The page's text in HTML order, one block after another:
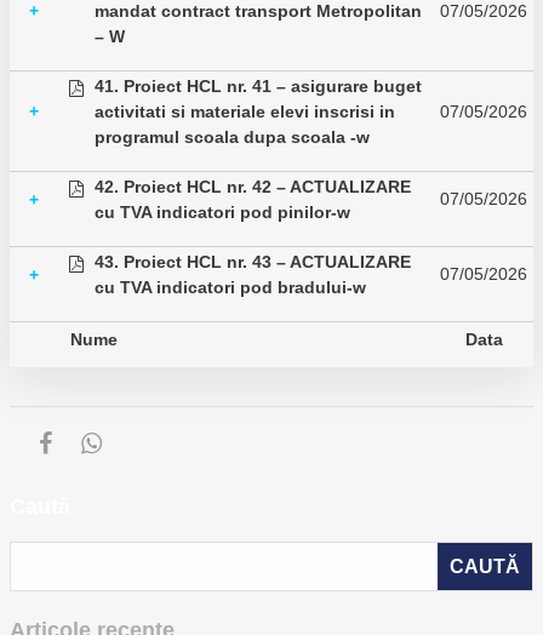
+
mandat contract transport Metropolitan
– W
07/05/2026
+
41. Proiect HCL nr. 41 – asigurare buget
activitati si materiale elevi inscrisi in
programul scoala dupa scoala -w
07/05/2026
+
42. Proiect HCL nr. 42 – ACTUALIZARE
cu TVA indicatori pod pinilor-w
07/05/2026
+
43. Proiect HCL nr. 43 – ACTUALIZARE
cu TVA indicatori pod bradului-w
07/05/2026
Nume Data
Articole recente